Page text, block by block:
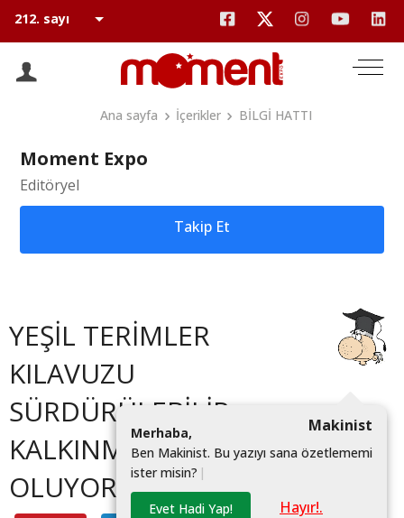
Ana sayfa İçerikler BİLGİ HATTI
Moment Expo
Editöryel
Takip Et
YEŞİL TERİMLER
KILAVUZU
SÜRDÜRÜLEBİLİR
KALKINMAYA REHBER
OLUYOR
Makinist
Merhaba,
Ben Makinist. Bu yazıyı sana özetlememi
ister misin? |
Evet Hadi Yap! Hayır!.